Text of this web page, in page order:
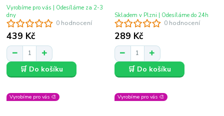
0 hodnocení
439 Kč
Vyrobíme pro vás | Odesíláme za 2-3
dny
🛒 Do košíku
0 hodnocení
289 Kč
Skladem v Plzni | Odesíláme do 24h
🛒 Do košíku
Vyrobíme pro vás 🎨 Vyrobíme pro vás 🎨